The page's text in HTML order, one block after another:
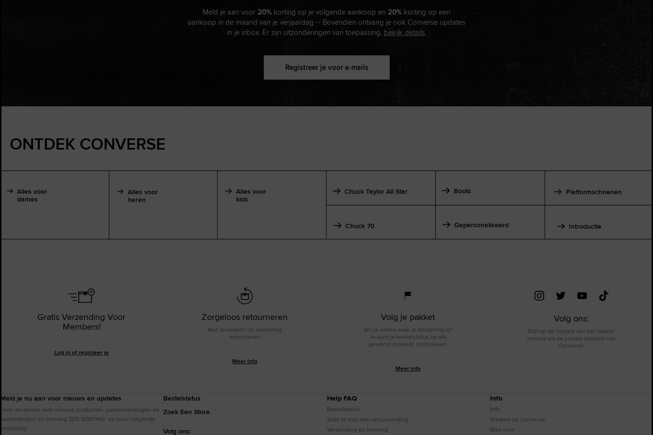
Meld je aan voor 20% korting op je volgende aankoop en 20% korting op een
aankoop in de maand van je verjaardag -- Bovendien ontvang je ook Converse updates
in je inbox. Er zijn uitzonderingen van toepassing, bekijk details.
Registreer je voor e-mails
ONTDEK CONVERSE
Alles voor
dames
Alles voor
heren
Alles voor
kids
Chuck Taylor All Star
Chuck 70
Boots
Gepersonaliseerd
Platformschoenen
Introductie
Gratis Verzending Voor
Members!
Log in of registeer je
Zorgeloos retourneren
Niet tevreden? Je bestelling
retourneren
Meer info
Volg je pakket
Wil je weten waar je bestelling is?
Je kunt je bestelstatus op elk
gewenst moment controleren.
Meer info
Volg ons:
Blijf op de hoogte van het laatste
nieuws via de sociale kanalen van
Converse.
Meld je nu aan voor nieuws en updates
Hoor als eerste over nieuwe producten, samenwerkingen en
aanbiedingen en ontvang 20% KORTING* op jouw volgende
bestelling.
Bestelstatus
Zoek Een Store
Volg ons:
Help FAQ
Bestelstatus
Start of volg een retourzending
Verzending en levering
Info
Info
Werken bij Converse
Nike.com